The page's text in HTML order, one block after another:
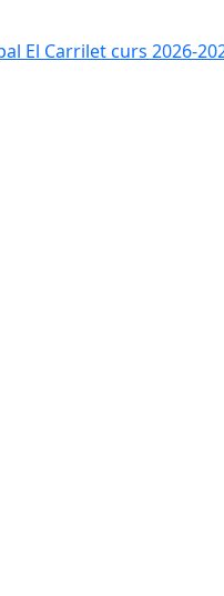
El Carrilet curs 2026-